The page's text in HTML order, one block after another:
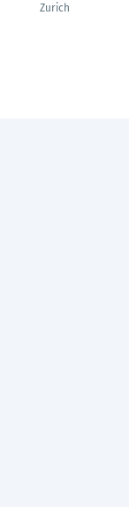
Zurich